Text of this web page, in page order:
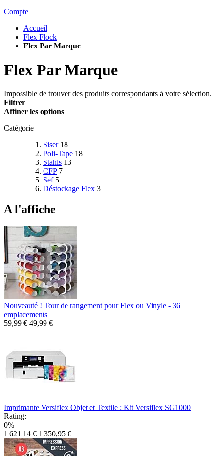
Compte
Accueil
Flex Flock
Flex Par Marque
Flex Par Marque
Impossible de trouver des produits correspondants à votre sélection.
Filtrer
Affiner les options
Catégorie
Siser 18
Poli-Tape 18
Stahls 13
CFP 7
Sef 5
Déstockage Flex 3
A l'affiche
Nouveauté ! Tour de rangement pour Flex ou Vinyle - 36
emplacements
59,99 € 49,99 €
Imprimante Versiflex Objet et Textile : Kit Versiflex SG1000
Rating:
0%
1 621,14 € 1 350,95 €